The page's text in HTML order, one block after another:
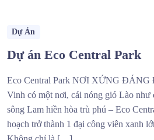
Dự Án
Dự án Eco Central Park
Eco Central Park NƠI XỨNG ĐÁNG
Vinh có một nơi, cái nóng gió Lào như
sông Lam hiền hòa trù phú – Eco
hoạch trở thành 1 đại công viên xanh